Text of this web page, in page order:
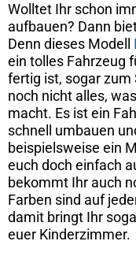
Wolltet Ihr schon
aufbauen? Dann
Denn dieses Modell
ein tolles Fahrzeug
fertig ist, sogar zum
noch nicht alles,
macht. Es ist ein
schnell umbauen
beispielsweise ein
euch doch einfach
bekommt Ihr auch
Farben sind auf
damit bringt Ihr
euer Kinderzimmer.